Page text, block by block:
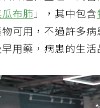
布肺」，其中包含
可用，不過許多
用藥，病患的生活